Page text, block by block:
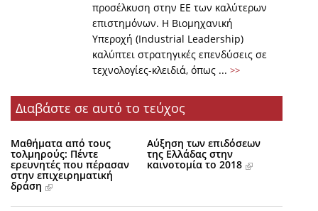
προσέλκυση στην ΕΕ των καλύτερων
επιστημόνων. Η Βιομηχανική
Υπεροχή (Ιndustrial Leadership)
καλύπτει στρατηγικές επενδύσεις σε
τεχνολογίες-κλειδιά, όπως ... >>
Διαβάστε σε αυτό το τεύχος
Μαθήματα από τους
τολμηρούς: Πέντε
ερευνητές που πέρασαν
στην επιχειρηματική
δράση
Αύξηση των επιδόσεων
της Ελλάδας στην
καινοτομία το 2018